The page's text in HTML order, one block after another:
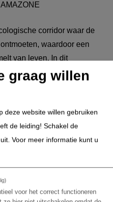
corridor waar de
waardoor een
van leven. In dit
dan 30 soorten
en meer dan
toevluchtsoord, een ware
Jardim Amazonia
Vervolg met een vroege
Claro en het meer, met een
graag willen
deze website willen gebruiken
de leiding! Schakel de
Voor meer informatie kunt u
voor het correct functioneren